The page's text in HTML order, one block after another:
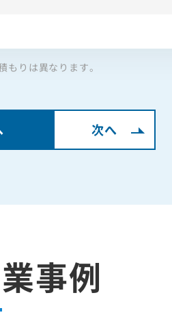
りは異なります。
次へ
事例